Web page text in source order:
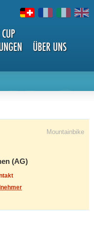
ÜBER UNS
Mountainbike
(AG)